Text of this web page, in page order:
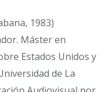
1983)
Máster en
Estados Unidos y
de La